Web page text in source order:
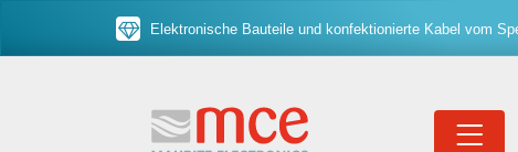
Elektronische Bauteile und konfektionierte Kabel vom